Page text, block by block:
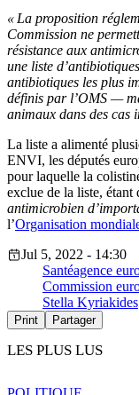
« La proposition
Commission ne
résistance aux
une liste
antibiotiques les plus
définis par l’OMS —
animaux dans des cas
La liste a alimenté
ENVI, les députés
pour laquelle la
exclue de la liste, étant
antimicrobien
l’Organisation
Jul 5, 2022 - 14:30
Santéagence
Commission
Stella Kyriakides
Print Partager
LES PLUS LUS